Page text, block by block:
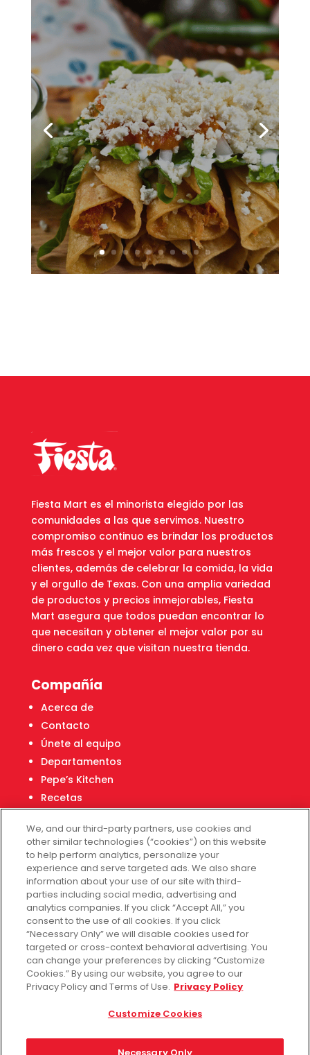
Fiesta Mart es el minorista elegido por las
comunidades a las que servimos. Nuestro
compromiso continuo es brindar los productos
más frescos y el mejor valor para nuestros
clientes, además de celebrar la comida, la vida
y el orgullo de Texas. Con una amplia variedad
de productos y precios inmejorables, Fiesta
Mart asegura que todos puedan encontrar lo
que necesitan y obtener el mejor valor por su
dinero cada vez que visitan nuestra tienda.
Compañía
Acerca de
Contacto
Únete al equipo
Departamentos
Pepe’s Kitchen
Recetas
Centro Financiero Fiesta
Servicio al cliente
Ayuda
Políticas de privacidad
Términos de uso
Fiesta Survey
Customize Cookies
No vender mis datos
We, and our third-party partners, use cookies and
other similar technologies (“cookies”) on this website
to help perform analytics, personalize your
experience and serve targeted ads. We also share
information about your use of our site with third-
parties including social media, advertising and
analytics companies. If you click “Accept All,” you
consent to the use of all cookies. If you click
“Necessary Only” we will disable cookies used for
targeted or cross-context behavioral advertising. You
can change your preferences by clicking “Customize
Cookies.” By using our website, you agree to our
Privacy Policy and Terms of Use. Privacy Policy
Customize Cookies